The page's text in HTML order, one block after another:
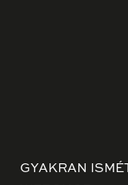
GYAKRAN